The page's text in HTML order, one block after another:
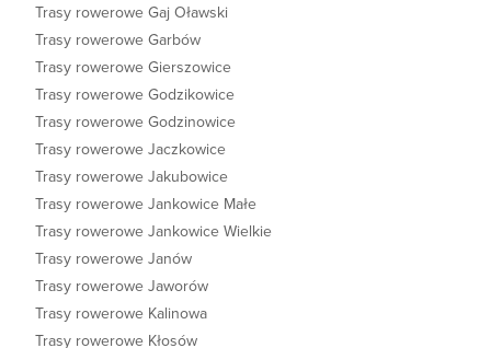
Trasy rowerowe Gaj Oławski
Trasy rowerowe Garbów
Trasy rowerowe Gierszowice
Trasy rowerowe Godzikowice
Trasy rowerowe Godzinowice
Trasy rowerowe Jaczkowice
Trasy rowerowe Jakubowice
Trasy rowerowe Jankowice Małe
Trasy rowerowe Jankowice Wielkie
Trasy rowerowe Janów
Trasy rowerowe Jaworów
Trasy rowerowe Kalinowa
Trasy rowerowe Kłosów